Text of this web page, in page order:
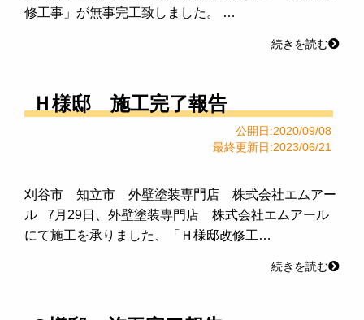
修工事」が無事完工致しました。 …
続きを読む
Ｈ様邸 施工完了報告
公開日:2020/09/08
最終更新日:2023/06/21
刈谷市 知立市 外壁塗装専門店 株式会社エムアー
ル 7月29日、外壁塗装専門店 株式会社エムアール
にて施工を承りました、「Ｈ様邸改修工…
続きを読む